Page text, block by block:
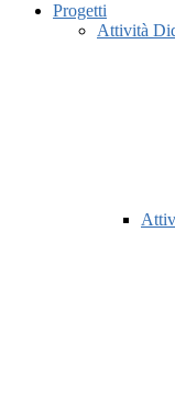
Progetti
Attività